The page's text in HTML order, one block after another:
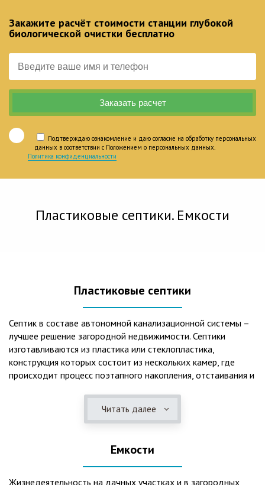
Закажите расчёт стоимости станции глубокой
биологической очистки бесплатно
Подтверждаю ознакомление и даю согласие на обработку персональных
данных в соответствии с Положением о персональных данных.
Политика конфиденциальности
Пластиковые септики. Емкости
Пластиковые септики
Септик в составе автономной канализационной системы –
лучшее решение загородной недвижимости. Септики
изготавливаются из пластика или стеклопластика,
конструкция которых состоит из нескольких камер, где
происходит процесс поэтапного накопления, отстаивания и
длительный срок службы, так как не подвержены коррозии.
2. Обладают высокой прочностью – способны
состоянии. 3. Могут эксплуатироваться в любом регионе
России при любых низких температурах. 4. Полностью
герметичны, что дает гарантию по полной безопасности
Читать далее
Емкости
Жизнедеятельность на дачных участках и в загородных